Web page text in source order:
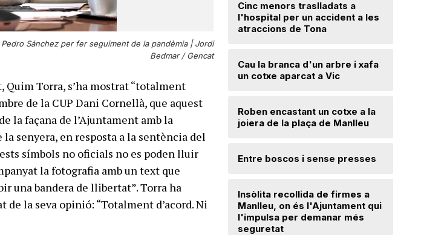
Sánchez per fer seguiment de la pandèmia |Jordi
Bedmar / Gencat
Torra, s’ha mostrat “totalment
de la CUP Dani Cornellà, que aquest
la façana de l’Ajuntament amb la
senyera, en resposta a la sentència del
símbols no oficials no es poden lluir
la fotografia amb un text que
una bandera de llibertat”. Torra ha
la seva opinió: “Totalment d’acord. Ni
Cinc menors traslladats a
l'hospital per un accident a les
atraccions de Tona
Cau la branca d'un arbre i xafa
un cotxe aparcat a Vic
Roben encastant un cotxe a la
joiera de la plaça de Manlleu
Entre boscos i sense presses
Insòlita recollida de firmes a
Manlleu, on és l'Ajuntament qui
l'impulsa per demanar més
seguretat